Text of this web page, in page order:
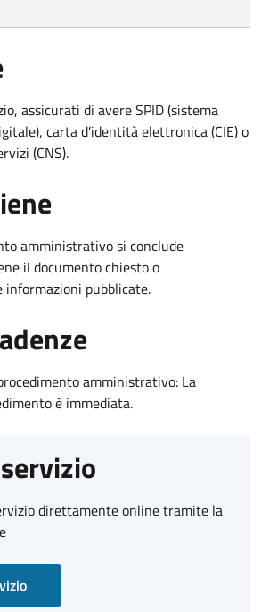
assicurati di avere SPID (sistema
carta d’identità elettronica (CIE) o
(CNS).
amministrativo si conclude
il documento chiesto o
informazioni pubblicate.
amministrativo: La
è immediata.
direttamente online tramite la